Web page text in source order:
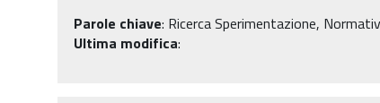
Parole chiave: Ricerca Sperimentazione,
Ultima modifica: